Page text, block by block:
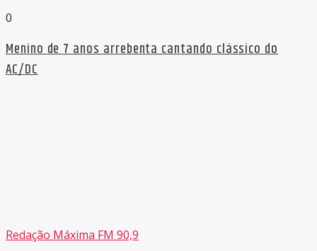
0
Menino de 7 anos arrebenta cantando clássico do
AC/DC
Redação Máxima FM 90,9